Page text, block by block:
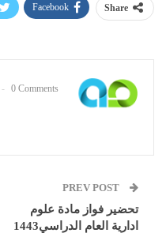
Share
Facebook
0 Comments
تحضير فواز مادة علوم
ادارية العام الدراسي1443